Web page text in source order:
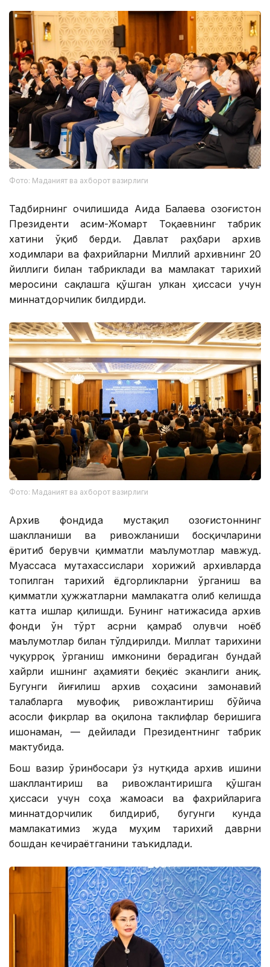
Фото: Маданият ва ахборот вазирлиги
Тадбирнинг очилишида Аида Балаева Қозоғистон
Президенти Қасим-Жомарт Тоқаевнинг табрик
хатини ўқиб берди. Давлат раҳбари архив
ходимлари ва фахрийларни Миллий архивнинг 20
йиллиги билан табриклади ва мамлакат тарихий
меросини сақлашга қўшган улкан ҳиссаси учун
миннатдорчилик билдирди.
Фото: Маданият ва ахборот вазирлиги
Архив фондида мустақил Қозоғистоннинг
шаклланиши ва ривожланиши босқичларини
ёритиб берувчи қимматли маълумотлар мавжуд.
Муассаса мутахассислари хорижий архивларда
топилган тарихий ёдгорликларни ўрганиш ва
қимматли ҳужжатларни мамлакатга олиб келишда
катта ишлар қилишди. Бунинг натижасида архив
фонди ўн тўрт асрни қамраб олувчи ноёб
маълумотлар билан тўлдирилди. Миллат тарихини
чуқурроқ ўрганиш имконини берадиган бундай
хайрли ишнинг аҳамияти беқиёс эканлиги аниқ.
Бугунги йиғилиш архив соҳасини замонавий
талабларга мувофиқ ривожлантириш бўйича
асосли фикрлар ва оқилона таклифлар беришига
ишонаман, — дейилади Президентнинг табрик
мактубида.
Бош вазир ўринбосари ўз нутқида архив ишини
шакллантириш ва ривожлантиришга қўшган
ҳиссаси учун соҳа жамоаси ва фахрийларига
миннатдорчилик билдириб, бугунги кунда
мамлакатимиз жуда муҳим тарихий даврни
бошдан кечираётганини таъкидлади.